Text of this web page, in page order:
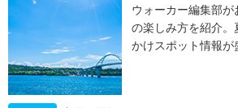
ウォーカー編集部
の楽しみ方を紹介
かけスポット情報が